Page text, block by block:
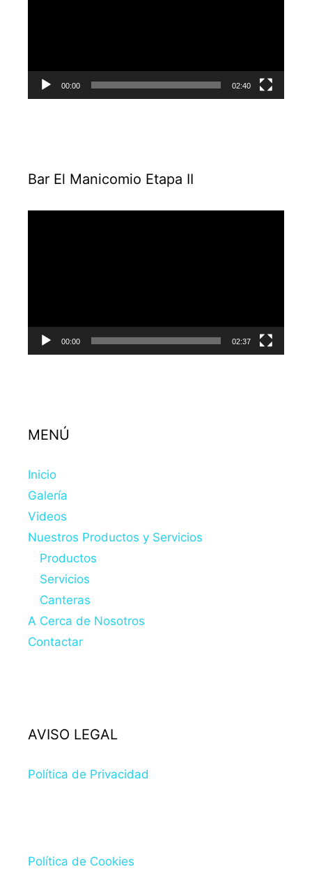
00:00 02:40
Bar El Manicomio Etapa II
00:00 02:37
MENÚ
Inicio
Galería
Videos
Nuestros Productos y Servicios
Productos
Servicios
Canteras
A Cerca de Nosotros
Contactar
AVISO LEGAL
Política de Privacidad
Política de Cookies